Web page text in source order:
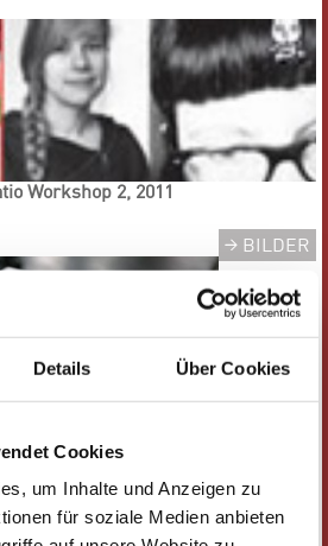
Details Über Cookies
Cookies
um Inhalte und Anzeigen zu
für soziale Medien anbieten
Workshop 2, 2011
BILDER
BILDER